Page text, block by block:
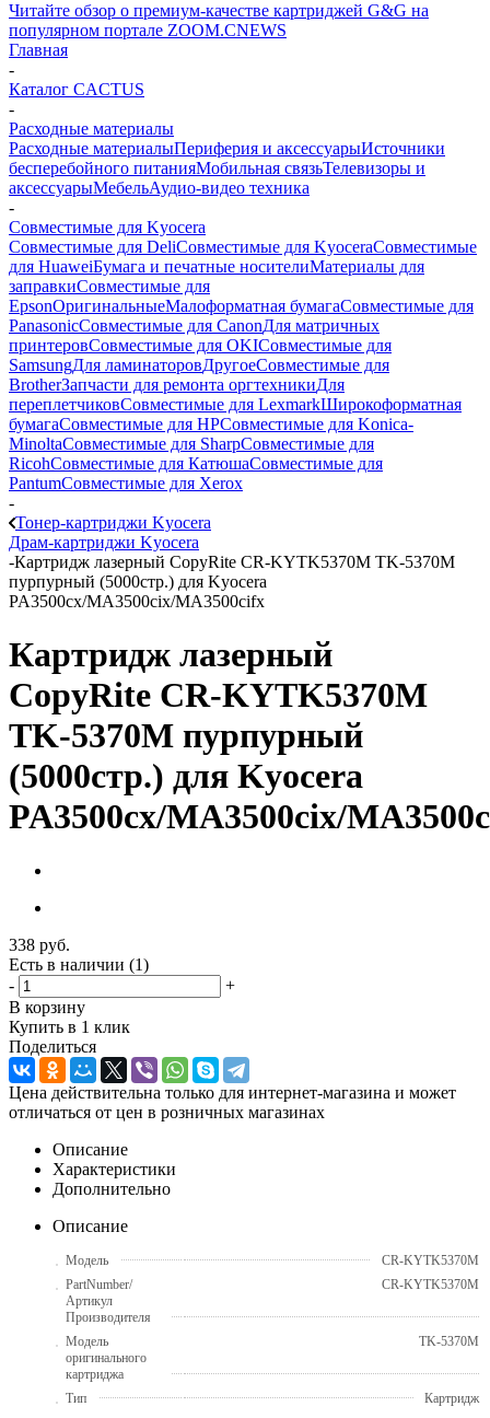
Читайте обзор о премиум-качестве картриджей G&G на
популярном портале ZOOM.CNEWS
Главная
-
Каталог CACTUS
-
Расходные материалы
Расходные материалыПериферия и аксессуарыИсточники
бесперебойного питанияМобильная связьТелевизоры и
аксессуарыМебельАудио-видео техника
-
Совместимые для Kyocera
Совместимые для DeliСовместимые для KyoceraСовместимые
для HuaweiБумага и печатные носителиМатериалы для
заправкиСовместимые для
EpsonОригинальныеМалоформатная бумагаСовместимые для
PanasonicСовместимые для CanonДля матричных
принтеровСовместимые для OKIСовместимые для
SamsungДля ламинаторовДругоеСовместимые для
BrotherЗапчасти для ремонта оргтехникиДля
переплетчиковСовместимые для LexmarkШирокоформатная
бумагаСовместимые для HPСовместимые для Konica-
MinoltaСовместимые для SharpСовместимые для
RicohСовместимые для КатюшаСовместимые для
PantumСовместимые для Xerox
-
Тонер-картриджи Kyocera
Драм-картриджи Kyocera
-Картридж лазерный CopyRite CR-KYTK5370M TK-5370M
пурпурный (5000стр.) для Kyocera
PA3500cx/MA3500cix/MA3500cifx
Картридж лазерный
CopyRite CR-KYTK5370M
TK-5370M пурпурный
(5000стр.) для Kyocera
PA3500cx/MA3500cix/
338 руб.
Есть в наличии (1)
-
+
В корзину
Купить в 1 клик
Поделиться
Цена действительна только для интернет-магазина и может
отличаться от цен в розничных магазинах
Описание
Характеристики
Дополнительно
Описание
Модель
CR-KYTK5370M
PartNumber/
Артикул
Производителя
CR-KYTK5370M
Модель
оригинального
картриджа
TK-5370M
Тип
Картридж